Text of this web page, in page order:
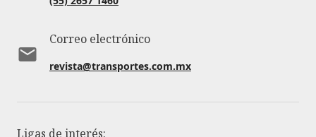
Correo electrónico
revista@transportes.com.mx
Ligas de interés: